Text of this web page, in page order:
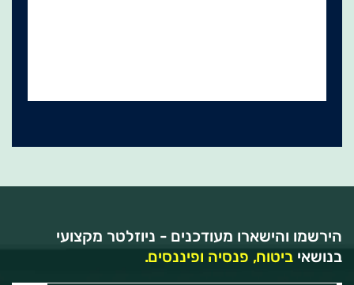
הירשמו והישארו מעודכנים - ניוזלטר מקצועי
בנושאי ביטוח, פנסיה ופיננסים.